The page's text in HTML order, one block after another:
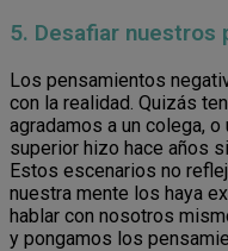
5. Desafiar nuestros
Los pensamientos
con la realidad. Quizás
agradamos a un colega,
superior hizo hace años
Estos escenarios no
nuestra mente los haya
hablar con nosotros
y pongamos los